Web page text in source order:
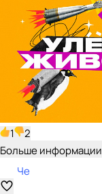
1
2
Больше информации
Че